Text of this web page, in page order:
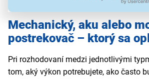
Mechanický, aku alebo
postrekovač – ktorý sa
Pri rozhodovaní medzi jednotlivými
tom, aký výkon potrebujete, ako často